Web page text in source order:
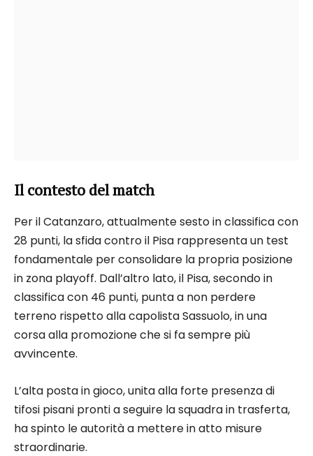
Il contesto del match
Per il Catanzaro, attualmente sesto in classifica con
28 punti, la sfida contro il Pisa rappresenta un test
fondamentale per consolidare la propria posizione
in zona playoff. Dall’altro lato, il Pisa, secondo in
classifica con 46 punti, punta a non perdere
terreno rispetto alla capolista Sassuolo, in una
corsa alla promozione che si fa sempre più
avvincente.
L’alta posta in gioco, unita alla forte presenza di
tifosi pisani pronti a seguire la squadra in trasferta,
ha spinto le autorità a mettere in atto misure
straordinarie.